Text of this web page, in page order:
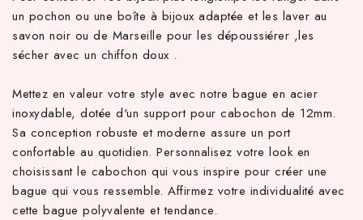
un pochon ou une boîte à bijoux adaptée et les laver au
savon noir ou de Marseille pour les dépoussiérer ,les
sécher avec un chiffon doux .
Mettez en valeur votre style avec notre bague en acier
inoxydable, dotée d'un support pour cabochon de 12mm.
Sa conception robuste et moderne assure un port
confortable au quotidien. Personnalisez votre look en
choisissant le cabochon qui vous inspire pour créer une
bague qui vous ressemble. Affirmez votre individualité avec
cette bague polyvalente et tendance.